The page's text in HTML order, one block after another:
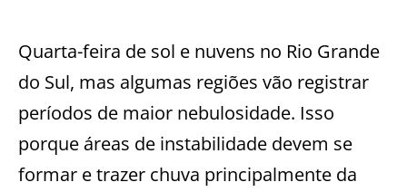
Quarta-feira de sol e nuvens no Rio Grande
do Sul, mas algumas regiões vão registrar
períodos de maior nebulosidade. Isso
porque áreas de instabilidade devem se
formar e trazer chuva principalmente da